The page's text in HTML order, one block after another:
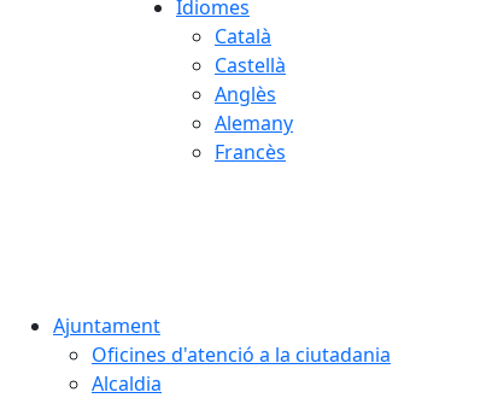
Idiomes
Català
Castellà
Anglès
Alemany
Francès
Ajuntament
Oficines d'atenció a la ciutadania
Alcaldia